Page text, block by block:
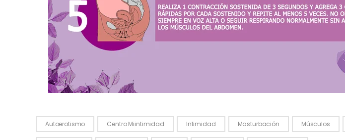
Autoerotismo Centro Miintimidad Intimidad Masturbación Músculos